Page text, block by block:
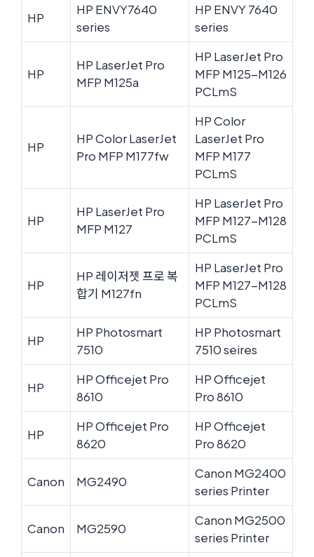
HP
HP ENVY7640
series
HP ENVY 7640
series
HP
HP LaserJet Pro
MFP M125a
HP LaserJet Pro
MFP M125-M126
PCLmS
HP
HP Color LaserJet
Pro MFP M177fw
HP Color
LaserJet Pro
MFP M177
PCLmS
HP
HP LaserJet Pro
MFP M127
HP LaserJet Pro
MFP M127-M128
PCLmS
HP
HP 레이저젯 프로 복
합기 M127fn
HP LaserJet Pro
MFP M127-M128
PCLmS
HP
HP Photosmart
7510
HP Photosmart
7510 seires
HP
HP Officejet Pro
8610
HP Officejet
Pro 8610
HP
HP Officejet Pro
8620
HP Officejet
Pro 8620
Canon MG2490
Canon MG2400
series Printer
Canon MG2590
Canon MG2500
series Printer